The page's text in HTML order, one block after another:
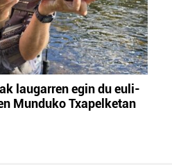
laugarren egin du euli-
Munduko Txapelketan